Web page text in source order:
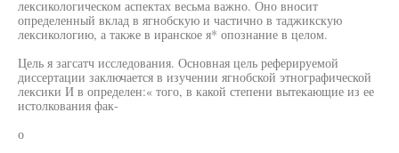
лексикологическом аспектах весьма важно. Оно вносит
определенный вклад в ягнобскую и частично в таджикскую
лексикологию, а также в иранское я* опознание в целом.
Цель я загсатч исследования. Основная цель реферируемой
диссертации заключается в изучении ягнобской этнографической
лексики И в определен:« того, в какой степени вытекающие из ее
истолкования фак-
о